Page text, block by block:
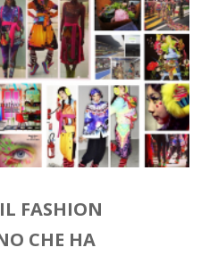
FASHION
CHE HA